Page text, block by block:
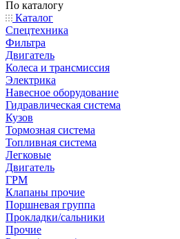
По каталогу
Каталог
Спецтехника
Фильтра
Двигатель
Колеса и трансмиссия
Электрика
Навесное оборудование
Гидравлическая система
Кузов
Тормозная система
Топливная система
Легковые
Двигатель
ГРМ
Клапаны прочие
Поршневая группа
Прокладки/сальники
Прочие